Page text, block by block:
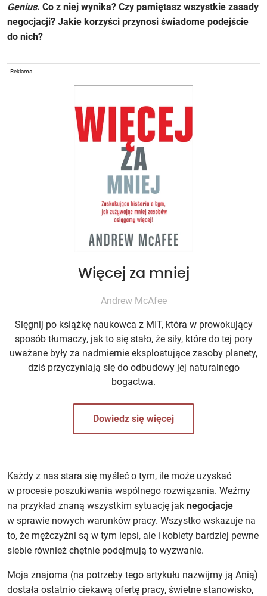
Genius. Co z niej wynika? Czy pamiętasz wszystkie zasady
negocjacji? Jakie korzyści przynosi świadome podejście
do nich?
Reklama
Więcej za mniej
Andrew McAfee
Sięgnij po książkę naukowca z MIT, która w prowokujący
sposób tłumaczy, jak to się stało, że siły, które do tej pory
uważane były za nadmiernie eksploatujące zasoby planety,
dziś przyczyniają się do odbudowy jej naturalnego
bogactwa.
Dowiedz się więcej
Każdy z nas stara się myśleć o tym, ile może uzyskać
w procesie poszukiwania wspólnego rozwiązania. Weźmy
na przykład znaną wszystkim sytuację jak negocjacje
w sprawie nowych warunków pracy. Wszystko wskazuje na
to, że mężczyźni są w tym lepsi, ale i kobiety bardziej pewne
siebie również chętnie podejmują to wyzwanie.
Moja znajoma (na potrzeby tego artykułu nazwijmy ją Anią)
dostała ostatnio ciekawą ofertę pracy, świetne stanowisko,